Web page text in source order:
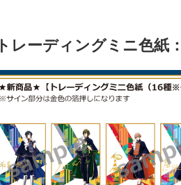
トレーディングミニ色紙